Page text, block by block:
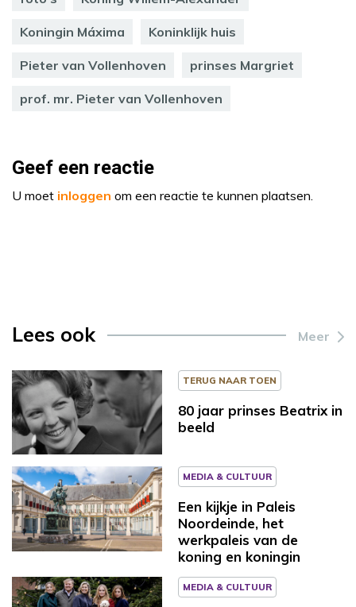
Koningin Máxima Koninklijk huis
Pieter van Vollenhoven prinses Margriet
prof. mr. Pieter van Vollenhoven
Geef een reactie
U moet inloggen om een reactie te kunnen plaatsen.
Lees ook Meer
TERUG NAAR TOEN
80 jaar prinses Beatrix in
beeld
MEDIA & CULTUUR
Een kijkje in Paleis
Noordeinde, het
werkpaleis van de
koning en koningin
MEDIA & CULTUUR